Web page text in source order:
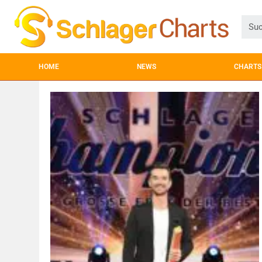
HOME NEWS CHARTS